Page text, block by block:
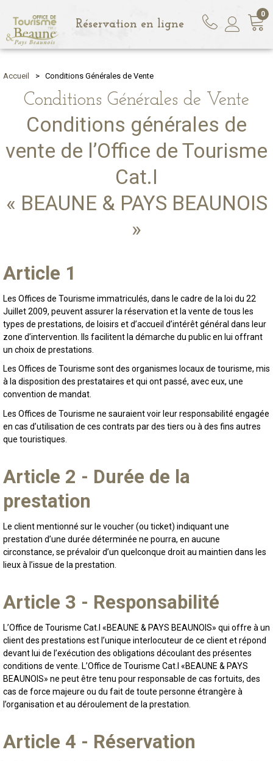
Réservation en ligne
0
Accueil > Conditions Générales de Vente
Conditions Générales de Vente
Conditions générales de
vente de l’Office de Tourisme
Cat.I
« BEAUNE & PAYS BEAUNOIS
»
Article 1
Les Offices de Tourisme immatriculés, dans le cadre de la loi du 22
Juillet 2009, peuvent assurer la réservation et la vente de tous les
types de prestations, de loisirs et d’accueil d’intérêt général dans leur
zone d’intervention. Ils facilitent la démarche du public en lui offrant
un choix de prestations.
Les Offices de Tourisme sont des organismes locaux de tourisme, mis
à la disposition des prestataires et qui ont passé, avec eux, une
convention de mandat.
Les Offices de Tourisme ne sauraient voir leur responsabilité engagée
en cas d’utilisation de ces contrats par des tiers ou à des fins autres
que touristiques.
Article 2 - Durée de la
prestation
Le client mentionné sur le voucher (ou ticket) indiquant une
prestation d’une durée déterminée ne pourra, en aucune
circonstance, se prévaloir d’un quelconque droit au maintien dans les
lieux à l’issue de la prestation.
Article 3 - Responsabilité
L’Office de Tourisme Cat.I «BEAUNE & PAYS BEAUNOIS» qui offre à un
client des prestations est l’unique interlocuteur de ce client et répond
devant lui de l’exécution des obligations découlant des présentes
conditions de vente. L’Office de Tourisme Cat.I «BEAUNE & PAYS
BEAUNOIS» ne peut être tenu pour responsable de cas fortuits, des
cas de force majeure ou du fait de toute personne étrangère à
l’organisation et au déroulement de la prestation.
Article 4 - Réservation